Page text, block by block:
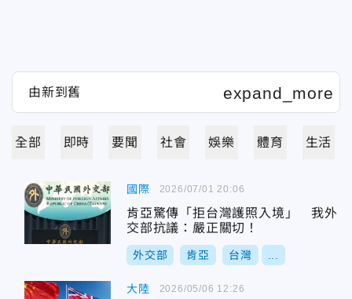
全部 即時 要聞 社會 娛樂 體育 生活
國際
肯亞驚傳「拒台灣護照入境」 我外
交部抗議：嚴正關切！
外交部 肯亞 台灣
2026/07/01 20:06
大陸 2026/05/06 12:26